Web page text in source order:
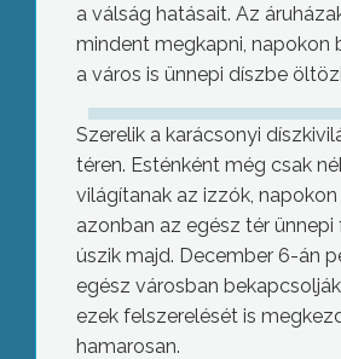
a válság hatásait. Az
mindent megkapni, napokon
a város is ünnepi díszbe
Szerelik a karácsonyi
téren. Esténként még csak
világítanak az izzók,
azonban az egész tér ünnepi
úszik majd. December 6-án
egész városban
ezek felszerelését is
hamarosan.